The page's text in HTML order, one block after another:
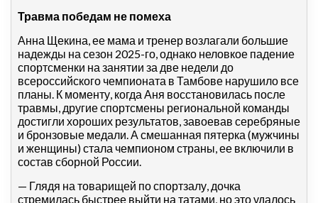
Травма победам не помеха
Анна Щекина, ее мама и тренер возлагали большие
надежды на сезон 2025-го, однако неловкое падение
спортсменки на занятии за две недели до
всероссийского чемпионата в Тамбове нарушило все
планы. К моменту, когда Аня восстановилась после
травмы, другие спортсмены региональной команды
достигли хороших результатов, завоевав серебряные
и бронзовые медали. А смешанная пятерка (мужчины
и женщины) стала чемпионом страны, ее включили в
состав сборной России.
— Глядя на товарищей по спортзалу, дочка
стремилась быстрее выйти на татами, но это удалось